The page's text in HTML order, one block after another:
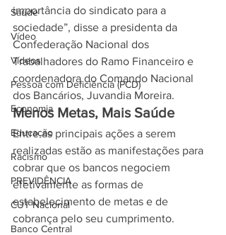
Saúde
Vídeo
Vídeos
Pessoa com Deficiência (PCD)
Economia
Educação
Racismo
PREVIDÊNCIA
CUT Nacional
Banco Central
importância do sindicato para a
sociedade”, disse a presidenta da
Confederação Nacional dos
Trabalhadores do Ramo Financeiro e
coordenadora do Comando Nacional
dos Bancários, Juvandia Moreira.
Menos Metas, Mais Saúde
Entre as principais ações a serem
realizadas estão as manifestações para
cobrar que os bancos negociem
efetivamente as formas de
estabelecimento de metas e de
cobrança pelo seu cumprimento.